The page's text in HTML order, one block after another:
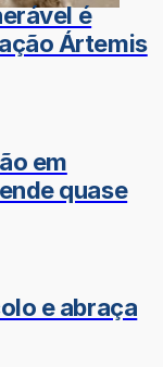
é
Ártemis
em
quase
e abraça